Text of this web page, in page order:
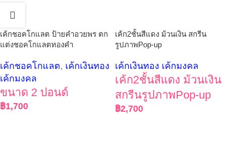
เค้กชอคโกแลต ป้ายคำอวยพร ตก
แต่งชอคโกแลตทองคำ
เค้กชอคโกแลต, เค้กเงินทอง
เค้กมงคล
ขนาด 2 ปอนด์
฿1,700
เค้ก2ชั้นสีแดง ม้วนเงิน สกรีน
รูปภาพPop-up
เค้กเงินทอง เค้กมงคล
เค้ก2ชั้นสีแดง ม้วนเงิน
สกรีนรูปภาพPop-up
฿2,700